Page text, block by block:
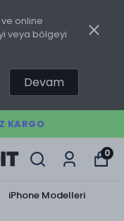
online
veya bölgeyi
Devam
KARGO
0
iPhone Modelleri